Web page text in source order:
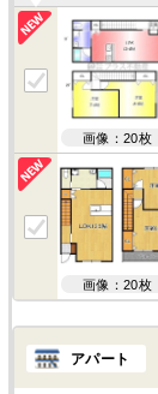
画像：20枚
画像：20枚
アパート